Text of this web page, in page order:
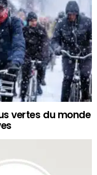
vertes du monde